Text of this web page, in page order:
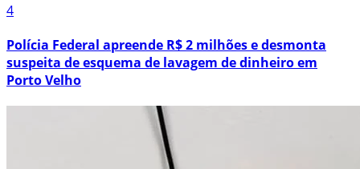
4
Polícia Federal apreende R$ 2 milhões e desmonta
suspeita de esquema de lavagem de dinheiro em
Porto Velho